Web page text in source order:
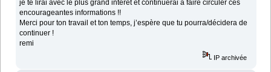
je te lirai avec le plus grand intérêt et continuerai a faire circuler ces
encourageantes informations !!
Merci pour ton travail et ton temps, j’espère que tu pourra/décidera de
continuer !
remi
IP archivée